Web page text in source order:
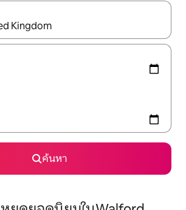
ใช้การสัมผัสหรือปัด เพื่อสำรวจผลการค้นหา
ค้นหา